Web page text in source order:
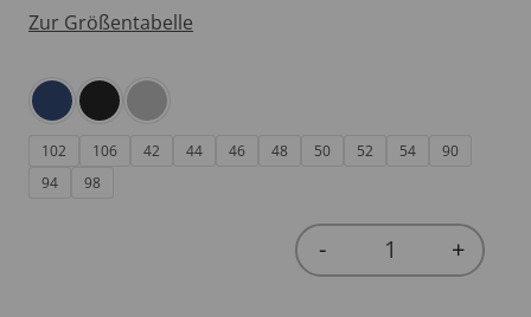
Zur Größentabelle
102 106 42 44 46 48 50 52 54
90
94
98
Quantity
- +